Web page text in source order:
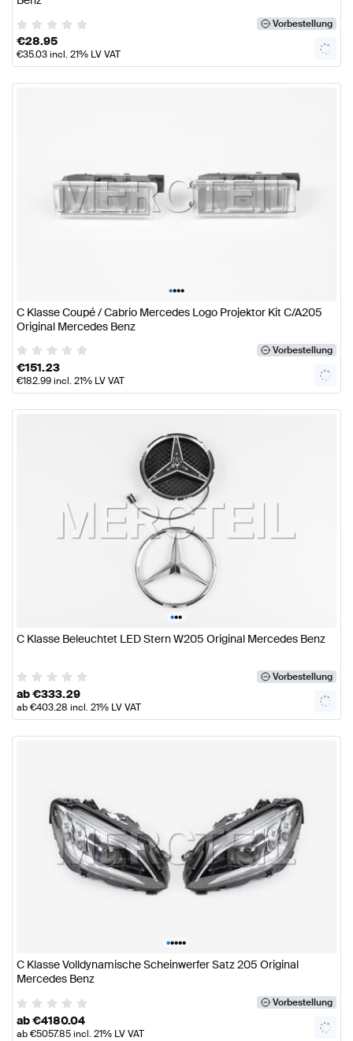
Vorbestellung
€28.95
€35.03incl. 21% LV VAT
••••
C Klasse Coupé / Cabrio Mercedes Logo Projektor Kit C/A205
Original Mercedes Benz
Vorbestellung
€151.23
€182.99incl. 21% LV VAT
•••
C Klasse Beleuchtet LED Stern W205 Original Mercedes Benz
Vorbestellung
ab€333.29
ab€403.28 incl. 21% LV VAT
•••••
C Klasse Volldynamische Scheinwerfer Satz 205 Original
Mercedes Benz
Vorbestellung
ab€4180.04
ab€5057.85incl. 21% LV VAT